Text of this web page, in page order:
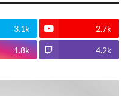
3.1k 2.7k
1.8k 4.2k